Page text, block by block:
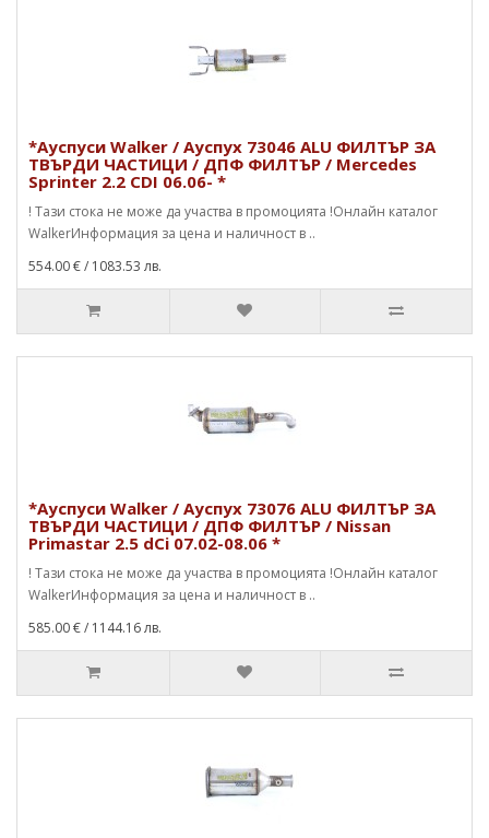
*Ауспуси Walker / Ауспух 73046 ALU ФИЛТЪР ЗА
ТВЪРДИ ЧАСТИЦИ / ДПФ ФИЛТЪР / Mercedes
Sprinter 2.2 CDI 06.06- *
! Тази стока не може да участва в промоцията !Онлайн каталог
WalkerИнформация за цена и наличност в ..
554.00 €/ 1083.53 лв.
*Ауспуси Walker / Ауспух 73076 ALU ФИЛТЪР ЗА
ТВЪРДИ ЧАСТИЦИ / ДПФ ФИЛТЪР / Nissan
Primastar 2.5 dCi 07.02-08.06 *
! Тази стока не може да участва в промоцията !Онлайн каталог
WalkerИнформация за цена и наличност в ..
585.00 €/ 1144.16 лв.